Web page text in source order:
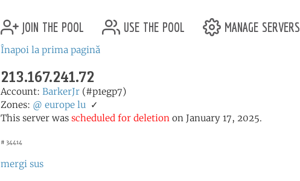
join the pool use the pool manage servers
Înapoi la prima pagină
213.167.241.72
Account: BarkerJr (#p1egp7)
Zones: @ europe lu ✓
This server was scheduled for deletion on January 17, 2025.
# 34414
mergi sus